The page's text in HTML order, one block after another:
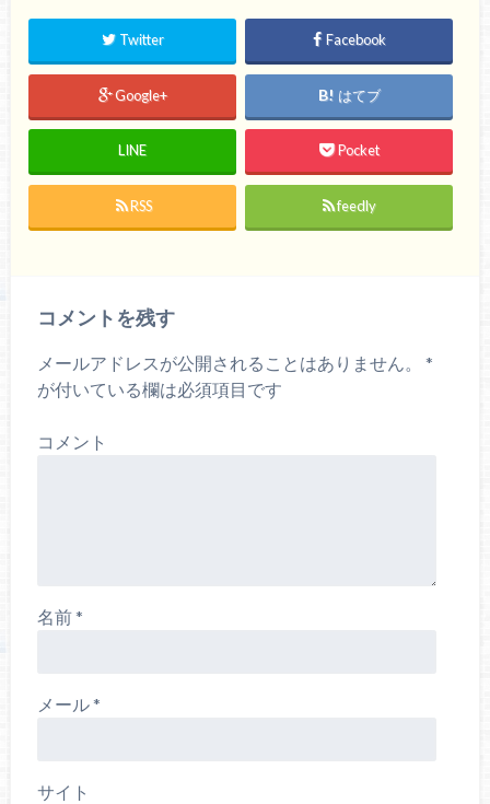
Twitter Facebook
Google+ はてブ
LINE Pocket
RSS feedly
コメントを残す
メールアドレスが公開されることはありません。
*
が付いている欄は必須項目です
コメント
名前*
メール*
サイト